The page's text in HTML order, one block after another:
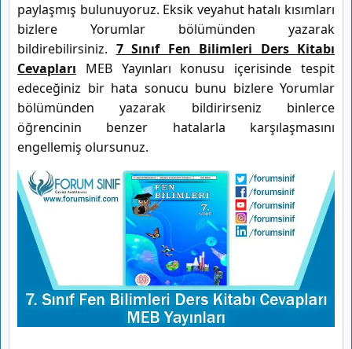
paylaşmış bulunuyoruz. Eksik veyahut hatalı kısımları
bizlere Yorumlar bölümünden yazarak
bildirebilirsiniz. 7 Sınıf Fen Bilimleri Ders Kitabı
Cevapları MEB Yayınları konusu içerisinde tespit
edeceğiniz bir hata sonucu bunu bizlere Yorumlar
bölümünden yazarak bildirirseniz binlerce
öğrencinin benzer hatalarla karşılaşmasını
engellemiş olursunuz.